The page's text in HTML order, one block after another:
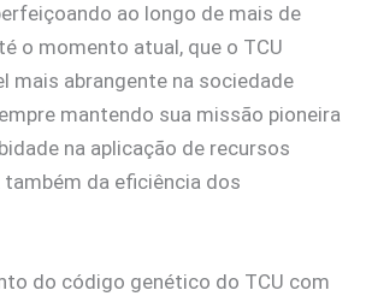
ao longo de mais de
o momento atual, que o TCU
mais abrangente na sociedade
mantendo sua missão pioneira
na aplicação de recursos
também da eficiência dos
do código genético do TCU com